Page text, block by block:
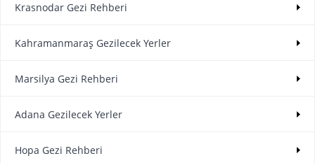
Krasnodar Gezi Rehberi
Kahramanmaraş Gezilecek Yerler
Marsilya Gezi Rehberi
Adana Gezilecek Yerler
Hopa Gezi Rehberi